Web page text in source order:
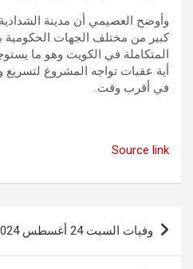
وأوضح العصيمي أن مدينة
كبير من مختلف الجهات الحكومية
المتكاملة في الكويت وهو ما
أية عقبات تواجه المشروع لتسريع
في أقرب وقت.
Source link
تصفّح
المقالات
وفيات السبت 24 أغسطس 2024